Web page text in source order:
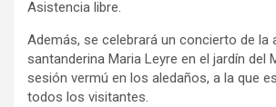
Asistencia libre.
Además, se celebrará un concierto de la
santanderina Maria Leyre en el jardín del
sesión vermú en los aledaños, a la que
todos los visitantes.